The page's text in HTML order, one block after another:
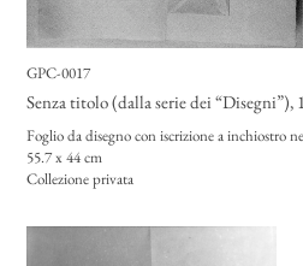
GPC-0017
Senza titolo (dalla serie dei “Disegni”),
Foglio da disegno con iscrizione a inchiostro
55.7 x 44 cm
Collezione privata